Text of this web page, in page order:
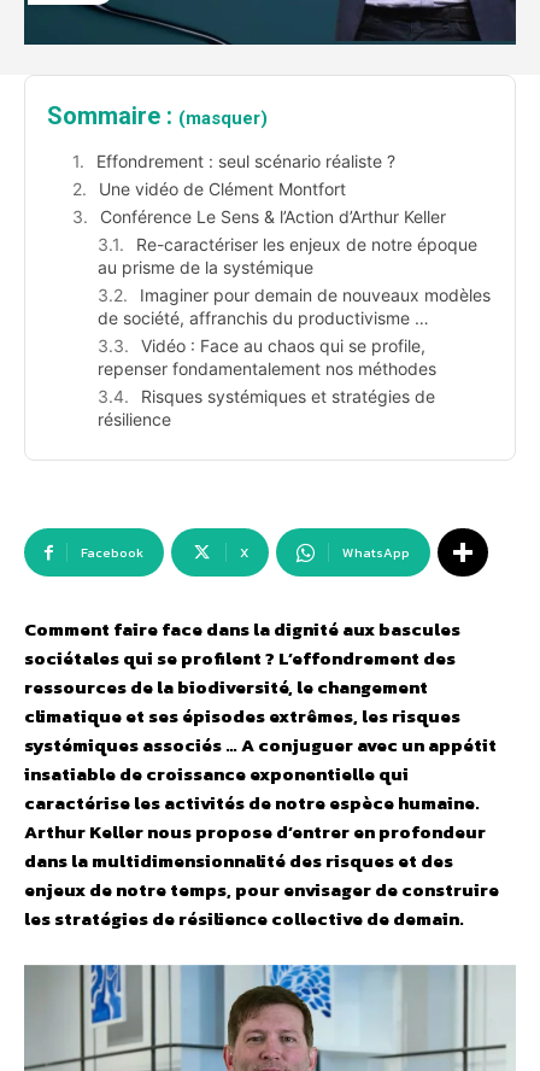
Sommaire : (masquer)
Effondrement : seul scénario réaliste ?
Une vidéo de Clément Montfort
Conférence Le Sens & l’Action d’Arthur Keller
Re-caractériser les enjeux de notre époque
au prisme de la systémique
Imaginer pour demain de nouveaux modèles
de société, affranchis du productivisme …
Vidéo : Face au chaos qui se profile,
repenser fondamentalement nos méthodes
Risques systémiques et stratégies de
résilience
Facebook X WhatsApp
Comment faire face dans la dignité aux bascules
sociétales qui se profilent ? L’effondrement des
ressources de la biodiversité, le changement
climatique et ses épisodes extrêmes, les risques
systémiques associés … A conjuguer avec un appétit
insatiable de croissance exponentielle qui
caractérise les activités de notre espèce humaine.
Arthur Keller nous propose d’entrer en profondeur
dans la multidimensionnalité des risques et des
enjeux de notre temps, pour envisager de construire
les stratégies de résilience collective de demain.